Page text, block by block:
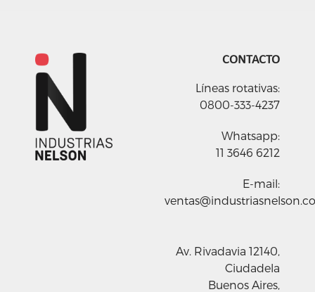
CONTACTO
Líneas rotativas:
0800-333-4237
Whatsapp:
11 3646 6212
E-mail:
Av. Rivadavia 12140,
Ciudadela
Buenos Aires,